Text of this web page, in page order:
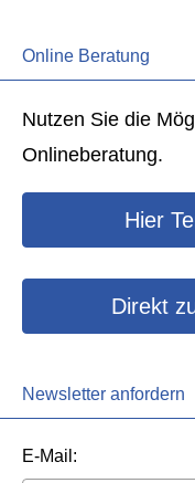
Online Beratung
Nutzen Sie die
Onlineberatung.
Hier
Direkt
Newsletter anfordern
E-Mail: